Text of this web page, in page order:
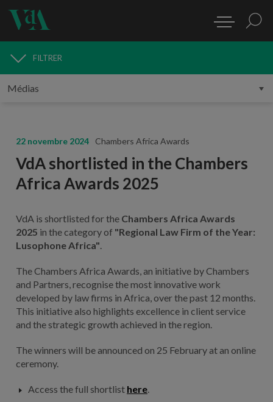
MÉDIAS
FILTRER
22 novembre 2024 Chambers Africa Awards
VdA shortlisted in the Chambers
Africa Awards 2025
VdA is shortlisted for the Chambers Africa Awards
2025 in the category of "Regional Law Firm of the Year:
Lusophone Africa"
The Chambers Africa Awards, an initiative by Chambers
and Partners, recognise the most innovative work
developed by law firms in Africa, over the past 12 months.
This initiative also highlights excellence in client service
and the strategic growth achieved in the region.
The winners will be announced on 25 February at an online
ceremony.
Access the full shortlist here.